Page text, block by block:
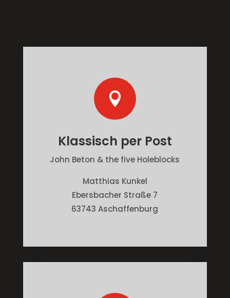

Klassisch per Post
John Beton & the five Holeblocks
Matthias Kunkel
Ebersbacher Straße 7
63743 Aschaffenburg